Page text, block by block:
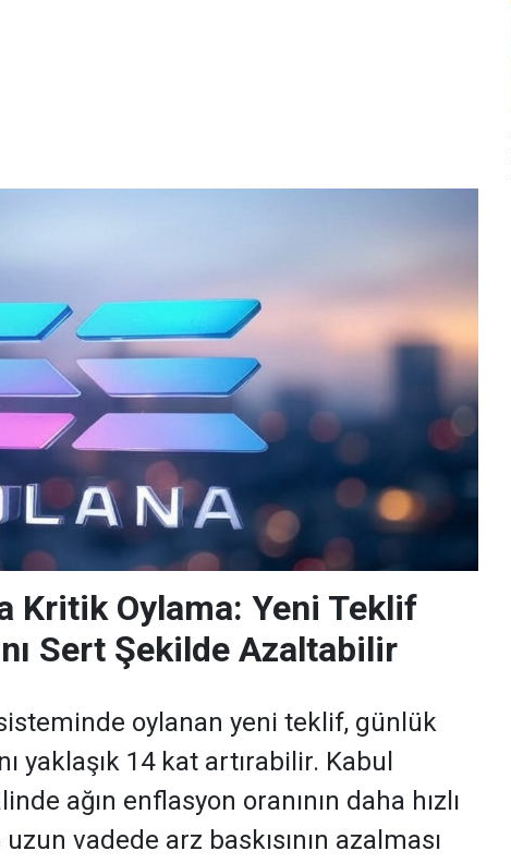
Kritik Oylama: Yeni Teklif
Sert Şekilde Azaltabilir
oylanan yeni teklif, günlük
yaklaşık 14 kat artırabilir. Kabul
ağın enflasyon oranının daha hızlı
vadede arz baskısının azalması